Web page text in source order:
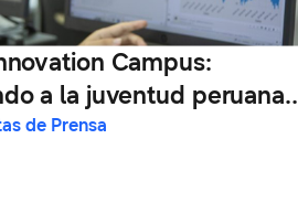
Campus:
la juventud peruana
STEAM
de Prensa